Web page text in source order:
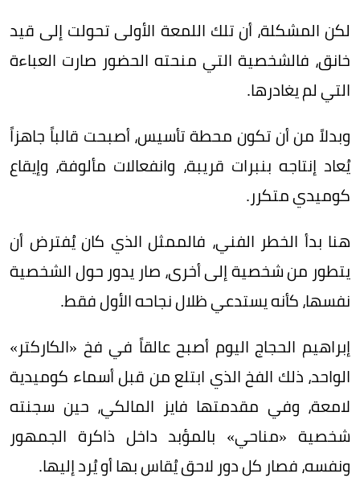
لكن المشكلة، أن تلك اللمعة الأولى تحولت إلى قيد
خانق، فالشخصية التي منحته الحضور صارت العباءة
التي لم يغادرها.
وبدلاً من أن تكون محطة تأسيس، أصبحت قالباً جاهزاً
يُعاد إنتاجه بنبرات قريبة، وانفعالات مألوفة، وإيقاع
كوميدي متكرر.
هنا بدأ الخطر الفني، فالممثل الذي كان يُفترض أن
يتطور من شخصية إلى أخرى، صار يدور حول الشخصية
نفسها، كأنه يستدعي ظلال نجاحه الأول فقط.
إبراهيم الحجاج اليوم أصبح عالقاً في فخ «الكاركتر»
الواحد، ذلك الفخ الذي ابتلع من قبل أسماء كوميدية
لامعة، وفي مقدمتها فايز المالكي، حين سجنته
شخصية «مناحي» بالمؤبد داخل ذاكرة الجمهور
ونفسه، فصار كل دور لاحق يُقاس بها أو يُرد إليها.